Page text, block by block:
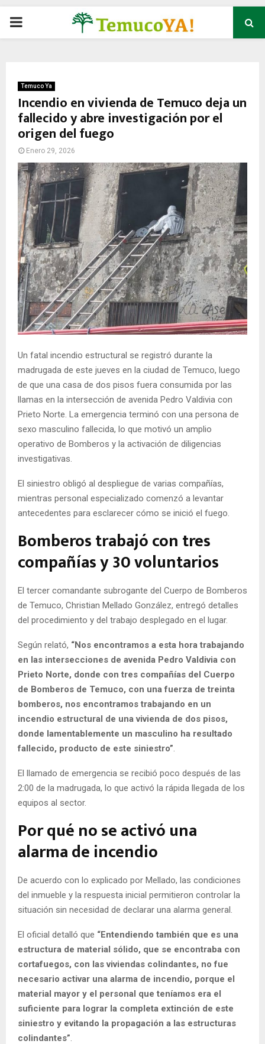
P
M
A
R
M
E
N
Temuco Ya
Incendio en vivienda de Temuco deja un
fallecido y abre investigación por el
origen del fuego
Enero 29, 2026
Un fatal incendio estructural se registró durante la
madrugada de este jueves en la ciudad de Temuco, luego
de que una casa de dos pisos fuera consumida por las
llamas en la intersección de avenida Pedro Valdivia con
Prieto Norte. La emergencia terminó con una persona de
sexo masculino fallecida, lo que motivó un amplio
operativo de Bomberos y la activación de diligencias
investigativas.
El siniestro obligó al despliegue de varias compañías,
mientras personal especializado comenzó a levantar
antecedentes para esclarecer cómo se inició el fuego.
Bomberos trabajó con tres
compañías y 30 voluntarios
El tercer comandante subrogante del Cuerpo de Bomberos
de Temuco, Christian Mellado González, entregó detalles
del procedimiento y del trabajo desplegado en el lugar.
Según relató, “Nos encontramos a esta hora trabajando
en las intersecciones de avenida Pedro Valdivia con
Prieto Norte, donde con tres compañías del Cuerpo
de Bomberos de Temuco, con una fuerza de treinta
bomberos, nos encontramos trabajando en un
incendio estructural de una vivienda de dos pisos,
donde lamentablemente un masculino ha resultado
fallecido, producto de este siniestro”.
El llamado de emergencia se recibió poco después de las
2:00 de la madrugada, lo que activó la rápida llegada de los
equipos al sector.
Por qué no se activó una
alarma de incendio
De acuerdo con lo explicado por Mellado, las condiciones
del inmueble y la respuesta inicial permitieron controlar la
situación sin necesidad de declarar una alarma general.
El oficial detalló que “Entendiendo también que es una
estructura de material sólido, que se encontraba con
cortafuegos, con las viviendas colindantes, no fue
necesario activar una alarma de incendio, porque el
material mayor y el personal que teníamos era el
suficiente para lograr la completa extinción de este
siniestro y evitando la propagación a las estructuras
colindantes”.